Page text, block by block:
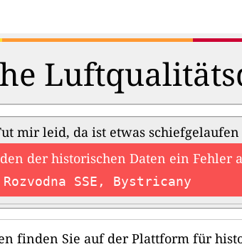
mir leid, da ist etwas schiefgelaufen
der historischen Daten ein Fehler
Rozvodna SSE, Bystricany
finden Sie auf der Plattform für